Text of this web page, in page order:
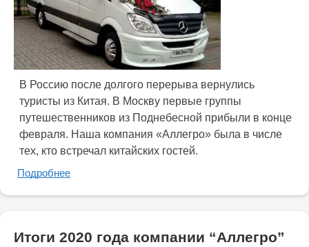
В Россию после долгого перерыва вернулись
туристы из Китая. В Москву первые группы
путешественников из Поднебесной прибыли в конце
февраля. Наша компания «Аллегро» была в числе
тех, кто встречал китайских гостей.
Подробнее
Итоги 2020 года компании “Аллегро”